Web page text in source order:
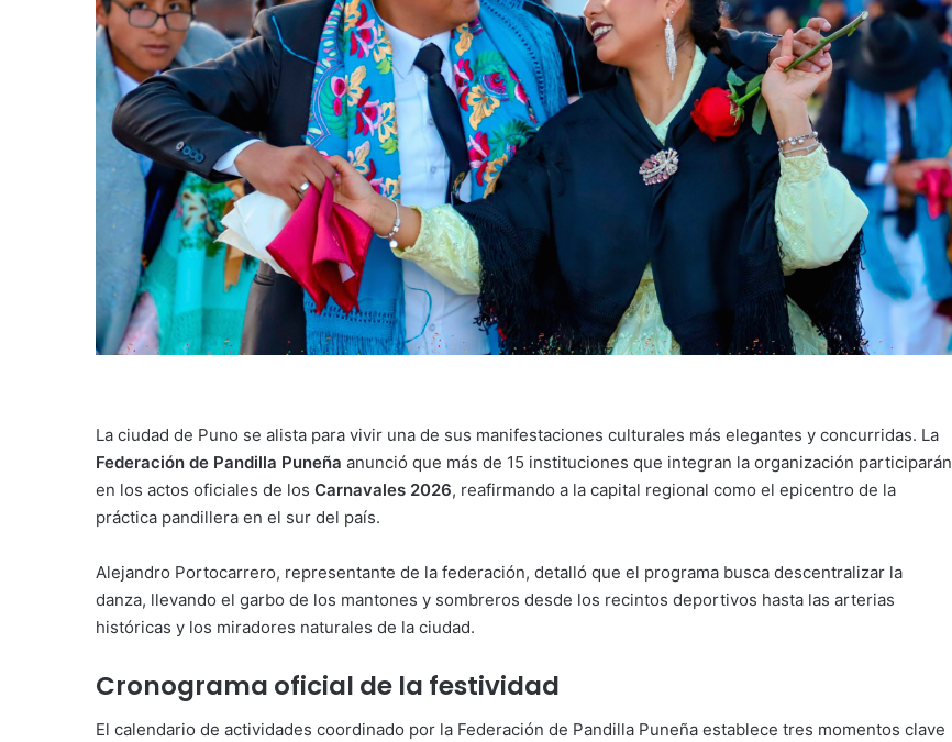
La ciudad de Puno se alista para vivir una de sus manifestaciones culturales más elegantes y concurridas. La
Federación de Pandilla Puneña anunció que más de 15 instituciones que integran la organización participarán
en los actos oficiales de los Carnavales 2026, reafirmando a la capital regional como el epicentro de la
práctica pandillera en el sur del país.
Alejandro Portocarrero, representante de la federación, detalló que el programa busca descentralizar la
danza, llevando el garbo de los mantones y sombreros desde los recintos deportivos hasta las arterias
históricas y los miradores naturales de la ciudad.
Cronograma oficial de la festividad
El calendario de actividades coordinado por la Federación de Pandilla Puneña establece tres momentos clave